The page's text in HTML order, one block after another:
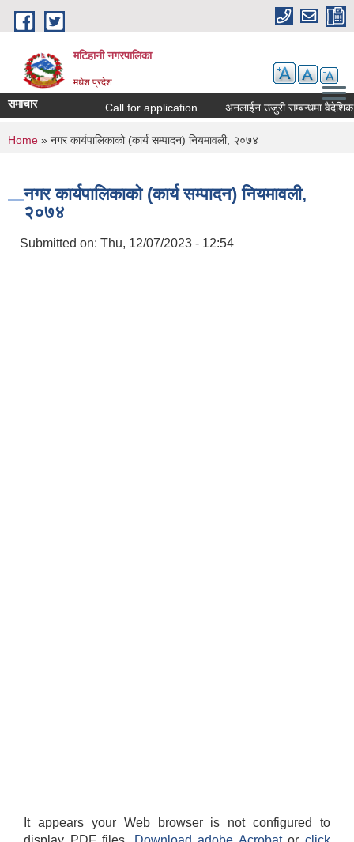
Skip to main content
मटिहानी नगरपालिका
मधेश प्रदेश
समाचार Call for application अनलाईन उजुरी सम्बन्धमा वैदेशिक
You are here
Home » नगर कार्यपालिकाको (कार्य सम्पादन) नियमावली, २०७४
नगर कार्यपालिकाको (कार्य सम्पादन) नियमावली,
२०७४
Submitted on: Thu, 12/07/2023 - 12:54
It appears your Web browser is not configured to